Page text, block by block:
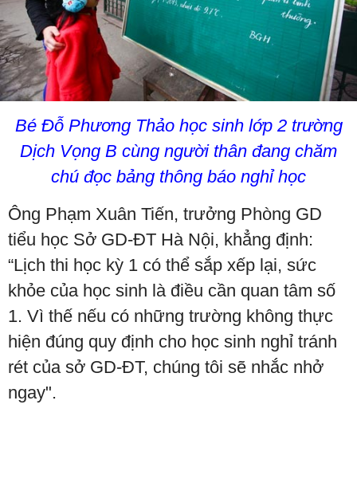
Bé Đỗ Phương Thảo học sinh lớp 2 trường
Dịch Vọng B cùng người thân đang chăm
chú đọc bảng thông báo nghỉ học
Ông Phạm Xuân Tiến, trưởng Phòng GD
tiểu học Sở GD-ĐT Hà Nội, khẳng định:
“Lịch thi học kỳ 1 có thể sắp xếp lại, sức
khỏe của học sinh là điều cần quan tâm số
1. Vì thế nếu có những trường không thực
hiện đúng quy định cho học sinh nghỉ tránh
rét của sở GD-ĐT, chúng tôi sẽ nhắc nhở
ngay".